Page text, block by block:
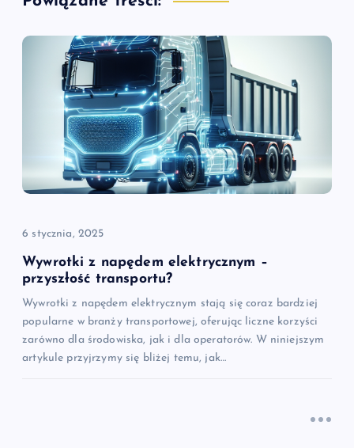
c
p
s
u
6 stycznia, 2025
Wywrotki z napędem elektrycznym –
przyszłość transportu?
Wywrotki z napędem elektrycznym stają się coraz bardziej
popularne w branży transportowej, oferując liczne korzyści
zarówno dla środowiska, jak i dla operatorów. W niniejszym
artykule przyjrzymy się bliżej temu, jak…